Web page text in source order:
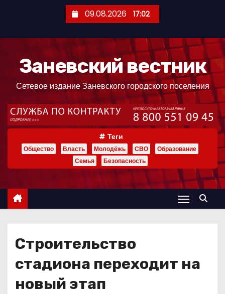
ж
09.08.2026 17:02
Заневский вестник
Сетевое издание Заневского городского поселения
Теги
Общество Власть Молодёжь СВО
Образование
Семья
Безопасность
Строительство
стадиона переходит на
новый этап